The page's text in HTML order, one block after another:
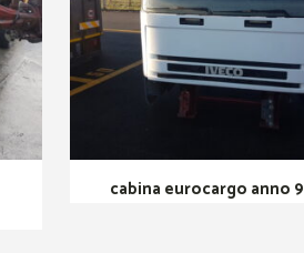
cabina eurocargo anno